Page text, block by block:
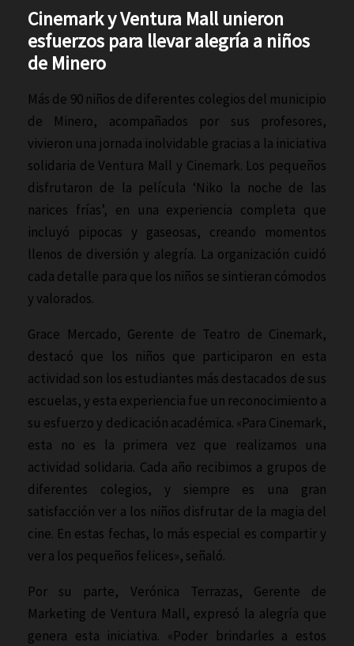
Cinemark y Ventura Mall unieron
esfuerzos para llevar alegría a niños
de Minero
Más de 90 niños de diferentes colegios del municipio
de Minero, acompañados por sus profesores,
vivieron una jornada inolvidable gracias a la iniciativa
solidaria de Ventura Mall y Cinemark. Los pequeños
disfrutaron de la película ‘Niko la noche de las
narices frías’, en una experiencia completa que
incluyó pipocas y gaseosas, creando momentos
llenos de diversión y alegría. La organización cuidó
cada detalle para que los niños se sintieran cómodos
y valorados.
Grace Mercado, Gerente de Teatro de Cinemark,
destacó que los niños que participaron en esta
actividad son los estudiantes más destacados de sus
escuelas, y esta experiencia fue un reconocimiento a
su esfuerzo y dedicación académica. «Para Cinemark,
esta no es la primera vez que realizamos una
actividad solidaria. Cada año recibimos a grupos de
diferentes colegios, y siempre es una gran
satisfacción ver a los niños disfrutar de la magia del
cine. En estas fechas, lo más especial es compartir y
ver a los pequeños felices», señaló.
Por su parte, Verónica Terrazas, Gerente de
Marketing de Ventura Mall, expresó la alegría que
genera esta iniciativa. «Poder brindarles a estos